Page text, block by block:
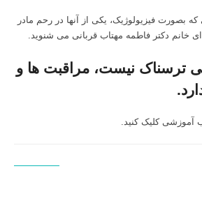
بصورت فیزیولوژیک، یکی از آنها در رحم مادر
خانم دکتر فاطمه مهتاب قربانی می شنوید.
ترسناک نیست، مراقبت ها و
آموزشیکلیک کنید.